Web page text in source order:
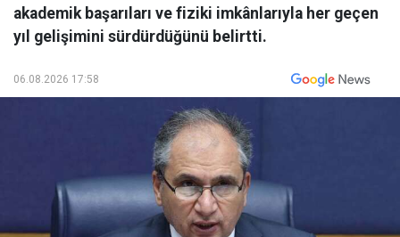
akademik başarıları ve fiziki imkânlarıyla her geçen
yıl gelişimini sürdürdüğünü belirtti.
06.08.2026 17:58